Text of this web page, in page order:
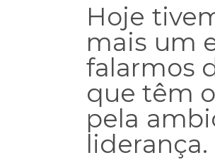
Hoje
mais um
falarmos
que têm
pela
liderança.